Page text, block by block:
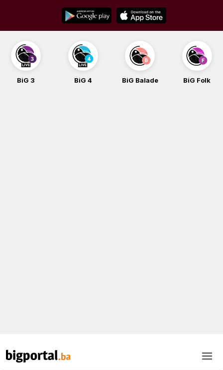
content
BiG 4 BiG Balade BiG Folk BiG iG